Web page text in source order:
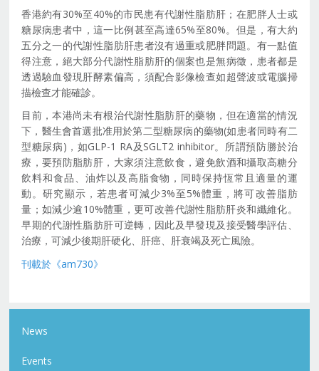
香港約有30%至40%的市民患有代謝性脂肪肝；在肥胖人士或
糖尿病患者中，這一比例甚至高達65%至80%。但是，有大約
五分之一的代謝性脂肪肝患者沒有過重或肥胖問題。有一點值
得注意，絕大部分代謝性脂肪肝的個案也是無病徵，患者都是
透過驗血發現肝酵素偏高，須配合影像檢查如超聲波或電腦掃
描檢查才能確診。
目前，本港尚未有根治代謝性脂肪肝的藥物，但在適當的情況
下，醫生會首選批准用於第二型糖尿病的藥物(如患者同時有二
型糖尿病)，如GLP-1 RA及SGLT2 inhibitor。所謂預防勝於治
療，要預防脂肪肝，大家須注意飲食，避免飲酒和攝取高糖分
飲料和食品、油炸以及高脂食物，同時保持恆常且適量的運
動。研究顯示，若患者可減少3%至5%體重，將可改善脂肪
量；如減少逾10%體重，更可改善代謝性脂肪肝炎和纖維化。
早期的代謝性脂肪肝可逆轉，因此及早發現及接受醫學評估、
治療，可減少後期肝硬化、肝癌、肝衰竭及死亡風險。
刊載於《am730》
News
Events